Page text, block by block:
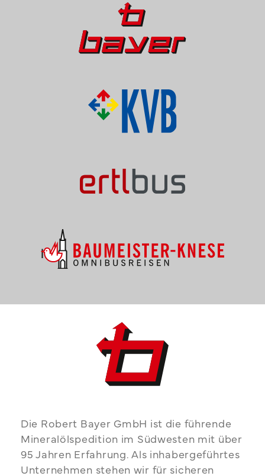
Die Robert Bayer GmbH ist die führende
Mineralölspedition im Südwesten mit über
95 Jahren Erfahrung. Als inhabergeführtes
Unternehmen stehen wir für sicheren